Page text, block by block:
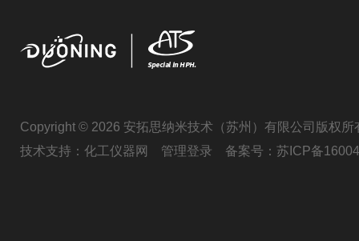
Copyright © 2026 安拓思纳米技术（苏州）有限公司版权所
技术支持： 化工仪器网 管理登录 备案号： 苏ICP备